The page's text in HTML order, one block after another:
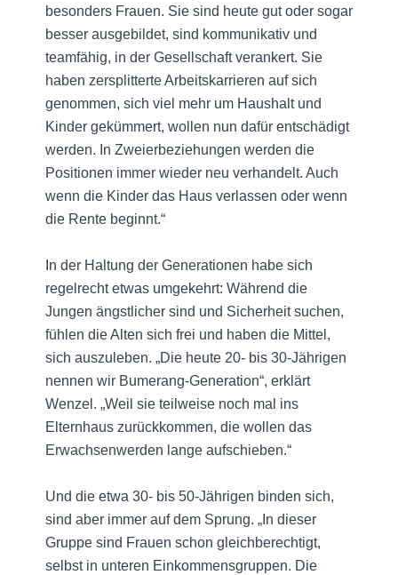
besonders Frauen. Sie sind heute gut oder sogar
besser ausgebildet, sind kommunikativ und
teamfähig, in der Gesellschaft verankert. Sie
haben zersplitterte Arbeitskarrieren auf sich
genommen, sich viel mehr um Haushalt und
Kinder gekümmert, wollen nun dafür entschädigt
werden. In Zweierbeziehungen werden die
Positionen immer wieder neu verhandelt. Auch
wenn die Kinder das Haus verlassen oder wenn
die Rente beginnt.“
In der Haltung der Generationen habe sich
regelrecht etwas umgekehrt: Während die
Jungen ängstlicher sind und Sicherheit suchen,
fühlen die Alten sich frei und haben die Mittel,
sich auszuleben. „Die heute 20- bis 30-Jährigen
nennen wir Bumerang-Generation“, erklärt
Wenzel. „Weil sie teilweise noch mal ins
Elternhaus zurückkommen, die wollen das
Erwachsenwerden lange aufschieben.“
Und die etwa 30- bis 50-Jährigen binden sich,
sind aber immer auf dem Sprung. „In dieser
Gruppe sind Frauen schon gleichberechtigt,
selbst in unteren Einkommensgruppen. Die